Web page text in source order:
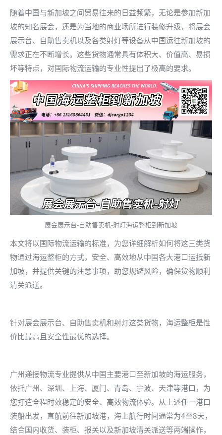
随着中国与新加坡之间贸易往来的日益频繁，无论是参加新加
坡的知名展会，还是为当地的商业场所进行装修升级，将展会
展示台、自助售卖机以及各类射灯等设备从中国运往新加坡的
需求正在不断增长。这些货物通常具有体积大、价值高、易损
坏等特点，对国际物流运输的专业性提出了极高的要求。
展会展示台-自助售卖机-射灯海运整柜到新加坡
本文将以国际物流运输的标准，为您详细解析如何将这三类货
物通过海运整柜的方式，安全、高效地从中国各大港口运抵新
加坡，并提供关键的注意事项，助您规避风险，确保货物顺利
清关派送。
针对展会展示台、自助售卖机和射灯这类货物，海运整柜是性
价比最高且安全性最优的选择。
广州递接物流专业提供从中国主要港口至新加坡的海运服务，
依托广州、深圳、上海、厦门、青岛、宁波、天津等港口，为
您打造全程时效稳定的安全、高效物流体验。从上述任一港口
装船出发，直航前往新加坡港，海上航行时间通常为4至8天，
结合国内收货、装柜、报关以及新加坡清关派送等两端操作，